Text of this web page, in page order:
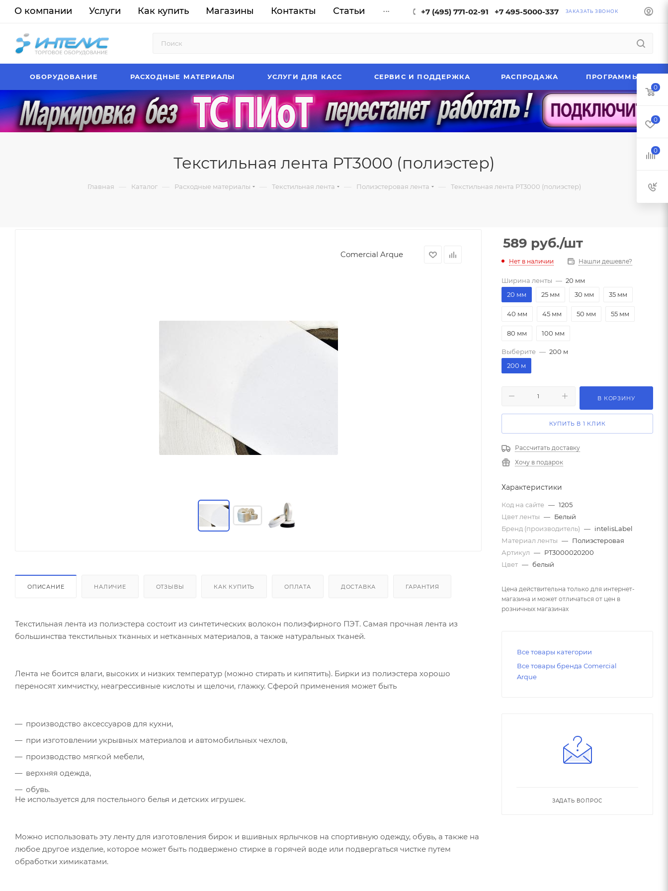
О компании Услуги Как купить Магазины Контакты Статьи ... +7 (495) 771-02-91 +7 495-5000-337 ЗАКАЗАТЬ ЗВОНОК
ОБОРУДОВАНИЕ РАСХОДНЫЕ МАТЕРИАЛЫ УСЛУГИ ДЛЯ КАСС СЕРВИС И ПОДДЕРЖКА РАСПРОДАЖА ПРОГРАММЫ
Текстильная лента PT3000 (полиэстер)
Главная — Каталог — Расходные материалы — Текстильная лента — Полиэстеровая лента — Текстильная лента PT3000 (полиэстер)
Comercial Arque
ОПИСАНИЕ НАЛИЧИЕ ОТЗЫВЫ КАК КУПИТЬ ОПЛАТА ДОСТАВКА ГАРАНТИЯ
Текстильная лента из полиэстера состоит из синтетических волокон полиэфирного ПЭТ. Самая прочная лента из
большинства текстильных тканных и нетканных материалов, а также натуральных тканей.
Лента не боится влаги, высоких и низких температур (можно стирать и кипятить). Бирки из полиэстера хорошо
переносят химчистку, неагрессивные кислоты и щелочи, глажку. Сферой применения может быть
производство аксессуаров для кухни,
при изготовлении укрывных материалов и автомобильных чехлов,
производство мягкой мебели,
верхняя одежда,
обувь.
Не используется для постельного белья и детских игрушек.
Можно использовать эту ленту для изготовления бирок и вшивных ярлычков на спортивную одежду, обувь, а также на
любое другое изделие, которое может быть подвержено стирке в горячей воде или подвергаться чистке путем
обработки химикатами.
589 руб./шт
Нет в наличии Нашли дешевле?
Ширина ленты — 20 мм
20 мм
25 мм 30 мм 35 мм
40 мм 45 мм 50 мм 55 мм
80 мм 100 мм
Выберите — 200 м
200 м
В КОРЗИНУ
КУПИТЬ В 1 КЛИК
Рассчитать доставку
Хочу в подарок
Характеристики
Код на сайте — 1205
Цвет ленты — Белый
Бренд (производитель) — intelisLabel
Материал ленты — Полиэстеровая
Артикул — PT3000020200
Цвет — белый
Цена действительна только для интернет-
магазина и может отличаться от цен в
розничных магазинах
Все товары категории
Все товары бренда Comercial
Arque
ЗАДАТЬ ВОПРОС
0
0
0